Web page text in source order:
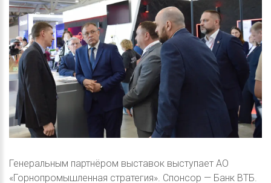
Генеральным партнёром выставок выступает АО
«Горнопромышленная стратегия». Спонсор — Банк ВТБ.